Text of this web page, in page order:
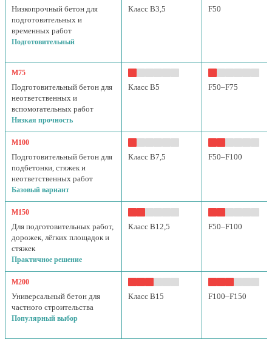
Низкопрочный бетон для
подготовительных и
временных работ
Подготовительный
Класс B3,5 F50
М75
Подготовительный бетон для
неответственных и
вспомогательных работ
Низкая прочность
Класс B5 F50–F75
М100
Подготовительный бетон для
подбетонки, стяжек и
неответственных работ
Базовый вариант
Класс B7,5 F50–F100
М150
Для подготовительных работ,
дорожек, лёгких площадок и
стяжек
Практичное решение
Класс B12,5 F50–F100
М200
Универсальный бетон для
частного строительства
Популярный выбор
Класс B15 F100–F150